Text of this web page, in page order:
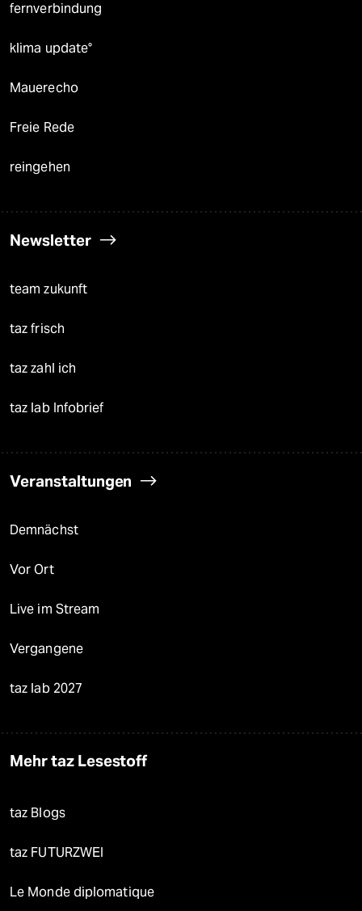
fernverbindung
klima update°
Mauerecho
Freie Rede
reingehen
Newsletter
team zukunft
taz frisch
taz zahl ich
taz lab Infobrief
Veranstaltungen
Demnächst
Vor Ort
Live im Stream
Vergangene
taz lab 2027
Mehr taz Lesestoff
taz Blogs
taz FUTURZWEI
Le Monde diplomatique